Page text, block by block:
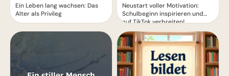
Ein Leben lang wachsen: Das
Alter als Privileg
Neustart voller Motivation:
Schulbeginn inspirieren und
auf TikTok verbreiten!